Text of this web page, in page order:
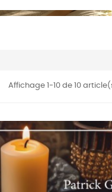
Affichage 1-10 de 10